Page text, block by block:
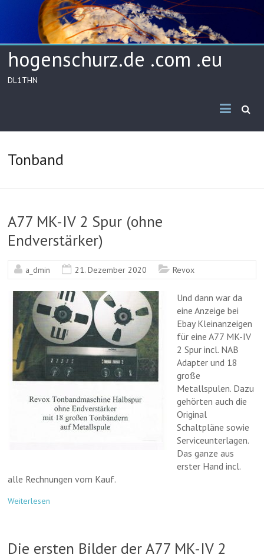
hogenschurz.de .com .eu
DL1THN
Tonband
A77 MK-IV 2 Spur (ohne
Endverstärker)
a_dmin 21. Dezember 2020 Revox
Und dann war da
eine Anzeige bei
Ebay Kleinanzeigen
für eine A77 MK-IV
2 Spur incl. NAB
Adapter und 18
große
Metallspulen. Dazu
gehörten auch die
Original
Schaltpläne sowie
Serviceunterlagen.
Das ganze aus
erster Hand incl.
alle Rechnungen vom Kauf.
Weiterlesen
Die ersten Bilder der A77 MK-IV 2